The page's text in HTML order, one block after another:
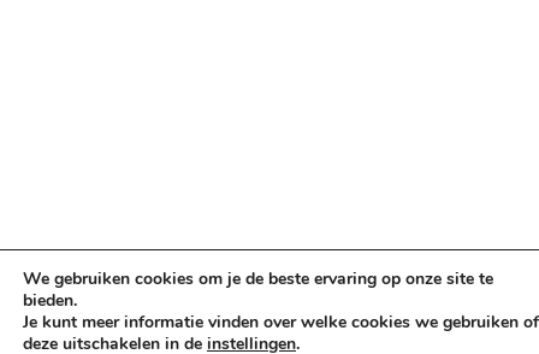
We gebruiken cookies om je de beste ervaring op onze site te
bieden.
Je kunt meer informatie vinden over welke cookies we gebruiken of
deze uitschakelen in de instellingen.